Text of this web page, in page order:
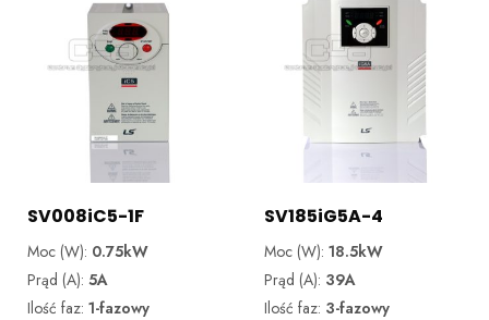
SV008iC5-1F
Moc (W): 0.75kW
Prąd (A): 5A
Ilość faz: 1-fazowy
SV185iG5A-4
Moc (W):18.5kW
Prąd (A): 39A
Ilość faz: 3-fazowy